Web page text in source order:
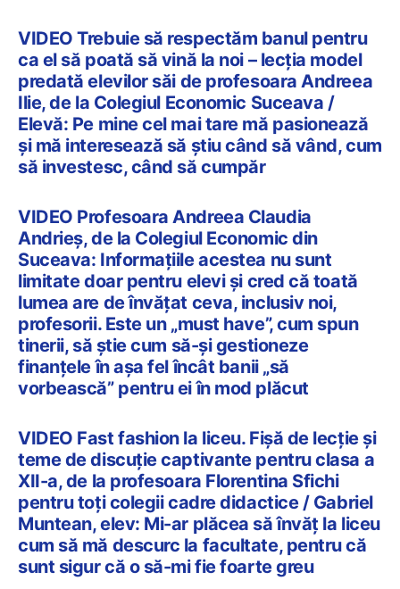
VIDEO Trebuie să respectăm banul pentru
ca el să poată să vină la noi – lecția model
predată elevilor săi de profesoara Andreea
Ilie, de la Colegiul Economic Suceava /
Elevă: Pe mine cel mai tare mă pasionează
și mă interesează să știu când să vând, cum
să investesc, când să cumpăr
VIDEO Profesoara Andreea Claudia
Andrieș, de la Colegiul Economic din
Suceava: Informațiile acestea nu sunt
limitate doar pentru elevi și cred că toată
lumea are de învățat ceva, inclusiv noi,
profesorii. Este un „must have”, cum spun
tinerii, să știe cum să-și gestioneze
finanțele în așa fel încât banii „să
vorbească” pentru ei în mod plăcut
VIDEO Fast fashion la liceu. Fișă de lecție și
teme de discuție captivante pentru clasa a
XII-a, de la profesoara Florentina Sfichi
pentru toți colegii cadre didactice / Gabriel
Muntean, elev: Mi-ar plăcea să învăț la liceu
cum să mă descurc la facultate, pentru că
sunt sigur că o să-mi fie foarte greu